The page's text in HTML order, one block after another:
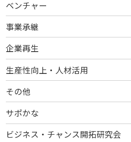
ベンチャー
事業承継
企業再生
生産性向上・人材活用
その他
サポかな
ビジネス・チャンス開拓研究会